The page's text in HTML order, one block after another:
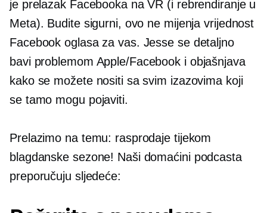
je prelazak Facebooka na VR (i rebrendiranje u
Meta). Budite sigurni, ovo ne mijenja vrijednost
Facebook oglasa za vas. Jesse se detaljno
bavi problemom Apple/Facebook i objašnjava
kako se možete nositi sa svim izazovima koji
se tamo mogu pojaviti.
Prelazimo na temu: rasprodaje tijekom
blagdanske sezone! Naši domaćini podcasta
preporučuju sljedeće: